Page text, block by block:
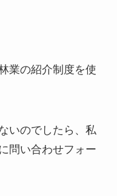
業の紹介制度を使
いのでしたら、私
問い合わせフォー